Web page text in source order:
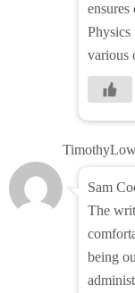
Physics
various
Sam
The
being